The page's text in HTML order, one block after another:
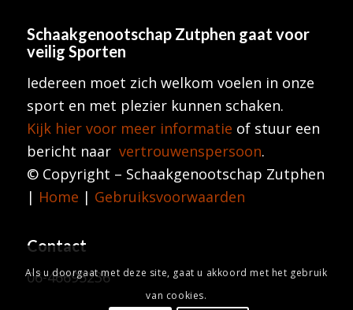
Schaakgenootschap Zutphen gaat voor
veilig Sporten
Iedereen moet zich welkom voelen in onze
sport en met plezier kunnen schaken.
Kijk hier voor meer informatie of stuur een
bericht naar vertrouwenspersoon.
© Copyright – Schaakgenootschap Zutphen
| Home | Gebruiksvoorwaarden
Contact
06-46695236
Als u doorgaat met deze site, gaat u akkoord met het gebruik
van cookies.